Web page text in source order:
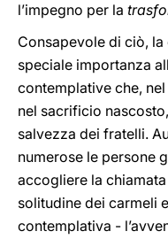
l’impegno per la
Consapevole di ciò,
speciale importanza
contemplative che,
nel sacrificio
salvezza dei fratelli.
numerose le persone
accogliere la
solitudine dei carmeli
contemplativa -